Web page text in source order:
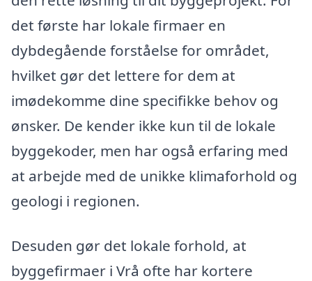
det første har lokale firmaer en
dybdegående forståelse for området,
hvilket gør det lettere for dem at
imødekomme dine specifikke behov og
ønsker. De kender ikke kun til de lokale
byggekoder, men har også erfaring med
at arbejde med de unikke klimaforhold og
geologi i regionen.
Desuden gør det lokale forhold, at
byggefirmaer i Vrå ofte har kortere